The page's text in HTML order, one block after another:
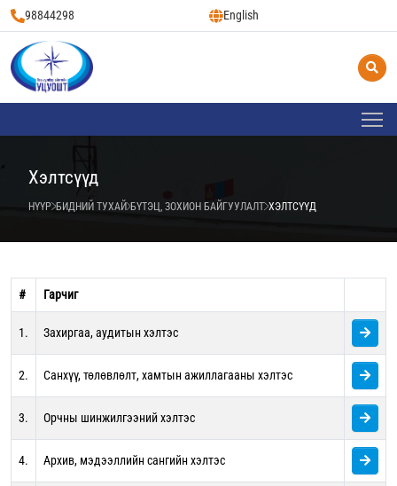
98844298 English
Хэлтсүүд
НҮҮР БИДНИЙ ТУХАЙ БҮТЭЦ, ЗОХИОН БАЙГУУЛАЛТ ХЭЛТСҮҮД
# Гарчиг
1. Захиргаа, аудитын хэлтэс
2. Санхүү, төлөвлөлт, хамтын ажиллагааны хэлтэс
3. Орчны шинжилгээний хэлтэс
4. Архив, мэдээллийн сангийн хэлтэс